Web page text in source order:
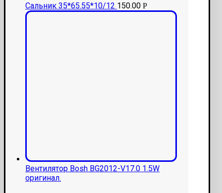
Сальник 35*65.55*10/12 150.00 Р
Вентилятор Bosh BG2012-V17.0 1.5W
оригинал.